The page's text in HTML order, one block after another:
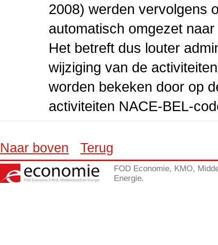
2008) werden vervolgens
automatisch omgezet
Het betreft dus louter
wijziging van de
worden bekeken door op
activiteiten NACE-BEL-
Naar boven Terug
FOD Economie, KMO,
Energie.